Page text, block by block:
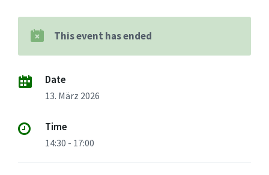
This event has ended
Date
13. März 2026
Time
14:30 - 17:00